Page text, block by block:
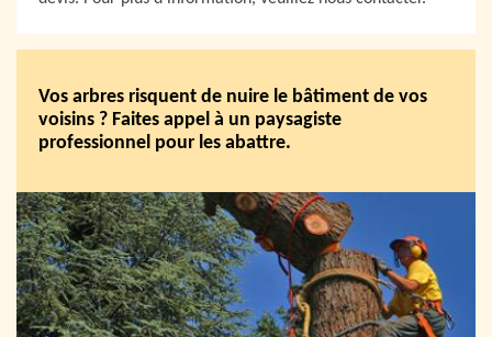
Vos arbres risquent de nuire le bâtiment de vos
voisins ? Faites appel à un paysagiste
professionnel pour les abattre.